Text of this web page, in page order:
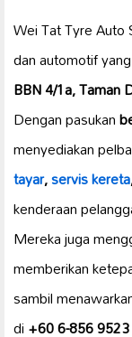
Wei Tat Tyre Auto
dan automotif yang
BBN 4/1a, Taman
Dengan pasukan
menyediakan
tayar,servis kereta
kenderaan
Mereka juga
memberikan
sambil
di+60 6-856 9523